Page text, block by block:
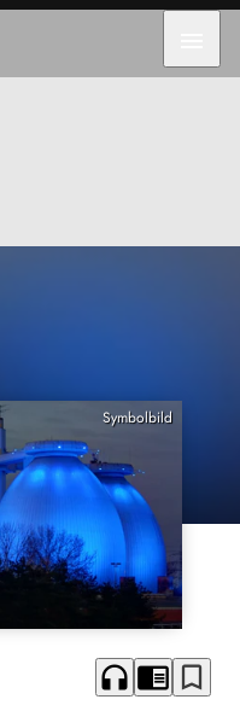
Symbolbild
headphones chrome_reader_mode bookmark_border